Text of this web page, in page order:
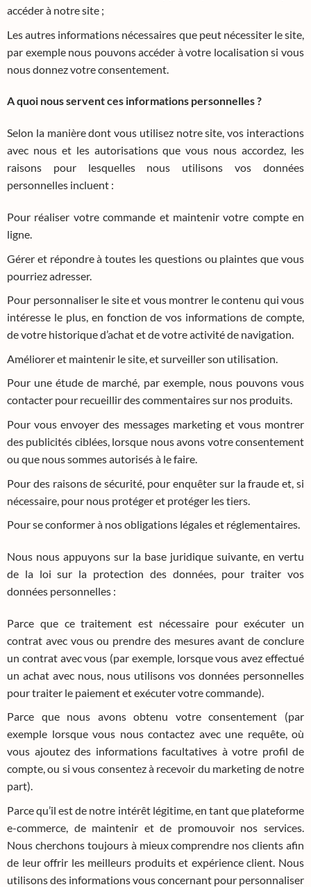
accéder à notre site ;
Les autres informations nécessaires que peut nécessiter le site,
par exemple nous pouvons accéder à votre localisation si vous
nous donnez votre consentement.
A quoi nous servent ces informations personnelles ?
Selon la manière dont vous utilisez notre site, vos interactions
avec nous et les autorisations que vous nous accordez, les
raisons pour lesquelles nous utilisons vos données
personnelles incluent :
Pour réaliser votre commande et maintenir votre compte en
ligne.
Gérer et répondre à toutes les questions ou plaintes que vous
pourriez adresser.
Pour personnaliser le site et vous montrer le contenu qui vous
intéresse le plus, en fonction de vos informations de compte,
de votre historique d’achat et de votre activité de navigation.
Améliorer et maintenir le site, et surveiller son utilisation.
Pour une étude de marché, par exemple, nous pouvons vous
contacter pour recueillir des commentaires sur nos produits.
Pour vous envoyer des messages marketing et vous montrer
des publicités ciblées, lorsque nous avons votre consentement
ou que nous sommes autorisés à le faire.
Pour des raisons de sécurité, pour enquêter sur la fraude et, si
nécessaire, pour nous protéger et protéger les tiers.
Pour se conformer à nos obligations légales et réglementaires.
Nous nous appuyons sur la base juridique suivante, en vertu
de la loi sur la protection des données, pour traiter vos
données personnelles :
Parce que ce traitement est nécessaire pour exécuter un
contrat avec vous ou prendre des mesures avant de conclure
un contrat avec vous (par exemple, lorsque vous avez effectué
un achat avec nous, nous utilisons vos données personnelles
pour traiter le paiement et exécuter votre commande).
Parce que nous avons obtenu votre consentement (par
exemple lorsque vous nous contactez avec une requête, où
vous ajoutez des informations facultatives à votre profil de
compte, ou si vous consentez à recevoir du marketing de notre
part).
Parce qu’il est de notre intérêt légitime, en tant que plateforme
e-commerce, de maintenir et de promouvoir nos services.
Nous cherchons toujours à mieux comprendre nos clients afin
de leur offrir les meilleurs produits et expérience client. Nous
utilisons des informations vous concernant pour personnaliser